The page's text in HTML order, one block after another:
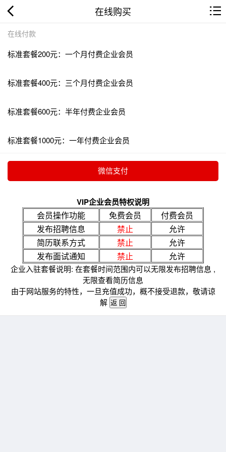
在线购买
在线付款
标准套餐200元：一个月付费企业会员
标准套餐400元：三个月付费企业会员
标准套餐600元：半年付费企业会员
标准套餐1000元：一年付费企业会员
VIP企业会员特权说明
会员操作功能 免费会员
付费会员
发布招聘信息
禁止
允许
简历联系方式
禁止
允许
发布面试通知
禁止 允许
企业入驻套餐说明: 在套餐时间范围内可以无限发布招聘信息 ,
无限查看简历信息
由于网站服务的特性，一旦充值成功，概不接受退款，敬请谅
解